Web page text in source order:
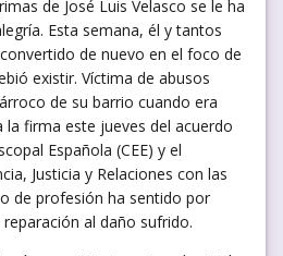
de José Luis Velasco se le ha
Esta semana, él y tantos
de nuevo en el foco de
existir. Víctima de abusos
de su barrio cuando era
firma este jueves del acuerdo
Española (CEE) y el
Justicia y Relaciones con las
de profesión ha sentido por
al daño sufrido.